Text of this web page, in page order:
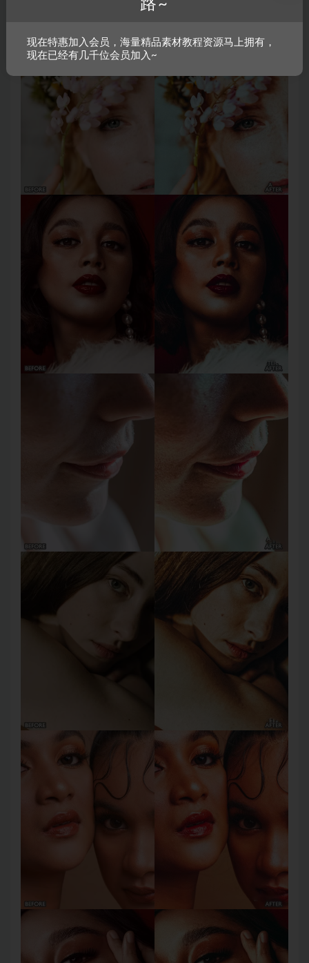
路~
现在特惠加入会员，海量精品素材教程资源马上拥有，
现在已经有几千位会员加入~